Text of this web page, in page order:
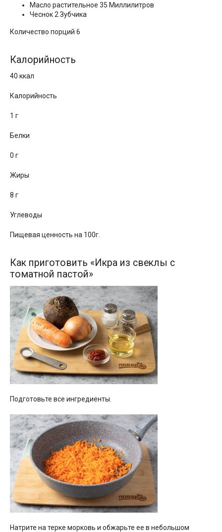
Масло растительное 35 Миллилитров
Чеснок 2 Зубчика
Количество порций 6
Калорийность
40 ккал
Калорийность
1 г
Белки
0 г
Жиры
8 г
Углеводы
Пищевая ценность на 100г.
Как приготовить «Икра из свеклы с
томатной пастой»
Подготовьте все ингредиенты.
Натрите на терке морковь и обжарьте ее в небольшом